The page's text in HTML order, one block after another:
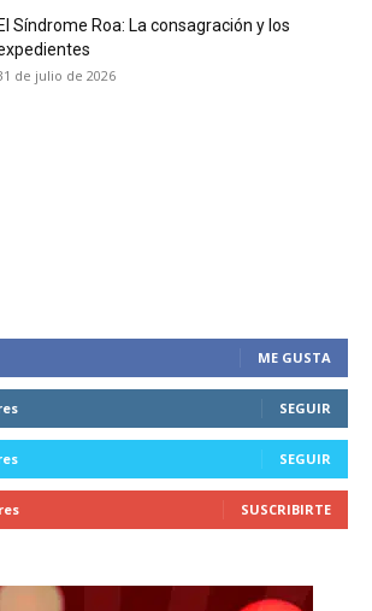
El Síndrome Roa: La consagración y los
de julio de 2026
ME GUSTA
SEGUIR
SEGUIR
SUSCRIBIRTE